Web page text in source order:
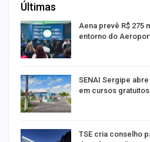
Últimas
Aena prevê R$ 275
entorno do
SENAI Sergipe
em cursos gratuitos
TSE cria conselho